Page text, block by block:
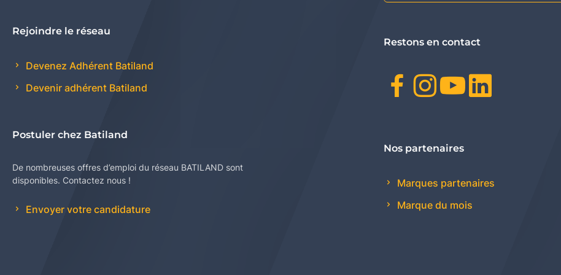
Rejoindre le réseau
Devenez Adhérent Batiland
Devenir adhérent Batiland
Postuler chez Batiland
De nombreuses offres d’emploi du réseau BATILAND sont
disponibles. Contactez nous !
Envoyer votre candidature
Restons en contact
Facebook
Instagram
Youtube
Nos partenaires
Marques partenaires
Marque du mois